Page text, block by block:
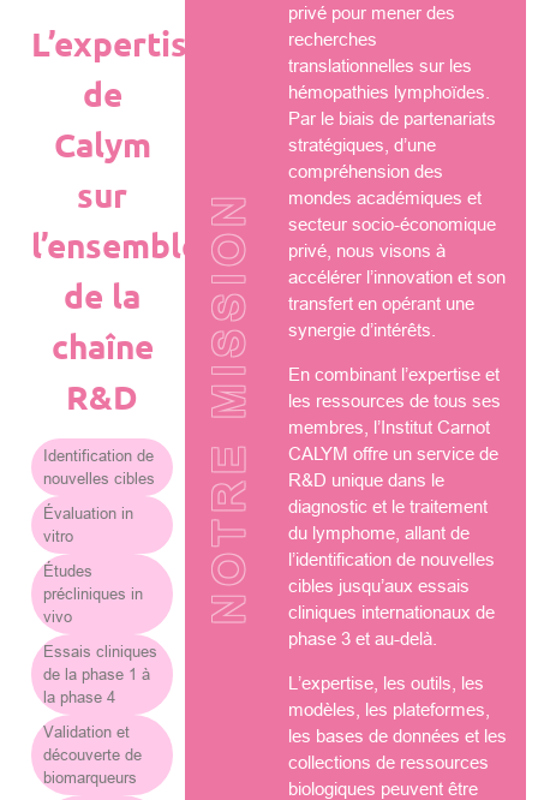
L’expertise
de
Calym
sur
l’ensemble
de la
chaîne
R&D
Identification de
nouvelles cibles
Évaluation in
vitro
Études
précliniques in
vivo
Essais cliniques
de la phase 1 à
la phase 4
Validation et
découverte de
biomarqueurs
NOTRE MISSION
privé pour mener des
recherches
translationnelles sur les
hémopathies lymphoïdes.
Par le biais de partenariats
stratégiques, d’une
compréhension des
mondes académiques et
secteur socio-économique
privé, nous visons à
accélérer l’innovation et son
transfert en opérant une
synergie d’intérêts.
En combinant l’expertise et
les ressources de tous ses
membres, l’Institut Carnot
CALYM offre un service de
R&D unique dans le
diagnostic et le traitement
du lymphome, allant de
l’identification de nouvelles
cibles jusqu’aux essais
cliniques internationaux de
phase 3 et au-delà.
L’expertise, les outils, les
modèles, les plateformes,
les bases de données et les
collections de ressources
biologiques peuvent être